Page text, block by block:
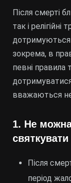
Після смерті
так і
дотримуються
зокрема, в
певні правила
дотримуватися
вважаються
1. Не
святкувати
Після
період